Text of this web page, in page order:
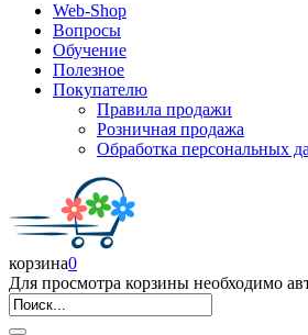
Web-Shop
Вопросы
Обучение
Полезное
Покупателю
Правила продажи
Розничная продажа
Обработка персональных
корзина0
Для просмотра корзины необходимо